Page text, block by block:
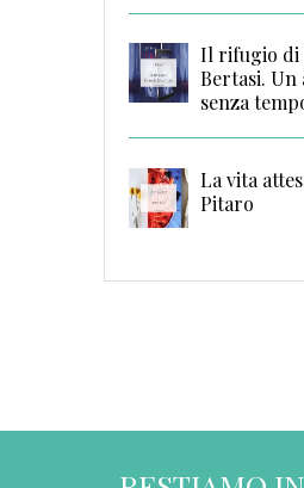
Il rifugio di
Bertasi. Un
senza
La vita
Pitaro